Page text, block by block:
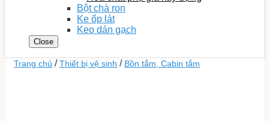
Bột chà ron
Ke ốp lát
Keo dán gạch
Close
Trang chủ / Thiết bị vệ sinh / Bồn tắm, Cabin tắm